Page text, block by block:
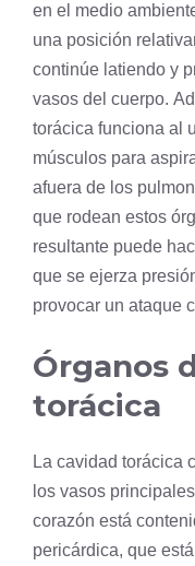
en el medio
una posición
continúe latiendo y
vasos del cuerpo.
torácica funciona al
músculos para
afuera de los
que rodean estos
resultante puede
que se ejerza
provocar un ataque
Órganos
torácica
La cavidad torácica
los vasos
corazón está
pericárdica, que